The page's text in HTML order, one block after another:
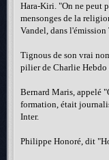
Hara-Kiri. "On ne peut
mensonges de la
Vandel, dans
Tignous de son vrai
pilier de Charlie
Bernard Maris, appelé
formation, était
Inter.
Philippe Honoré, dit